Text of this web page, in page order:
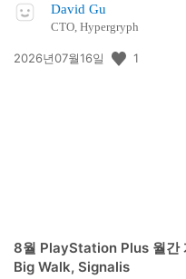
David Gu
CTO, Hypergryph
공
2026년07월16일 1
8월 PlayStation Plus 월간
Big Walk, Signalis